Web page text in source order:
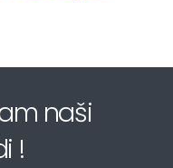
naši
!